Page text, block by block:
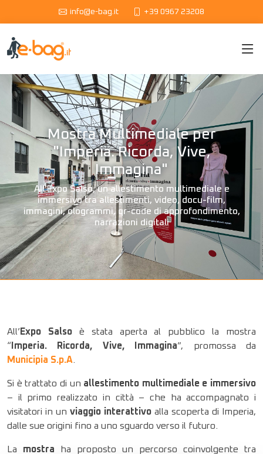
info@e-bag.it +39 0967 23208
Mostra Multimediale per
"Imperia. Ricorda, Vive,
Immagina"
All'Expo Salso, un allestimento multimediale e
immersivo tra allestimenti, video, docu-film,
immagini, ologrammi, qr-code di approfondimento,
narrazioni digitali
All’ Expo Salsoè stata aperta al pubblico la mostra
“ Imperia. Ricorda, Vive, Immagina”, promossa da
Municipia S.p.A
Si è trattato di un allestimento multimediale e immersivo
– il primo realizzato in città – che ha accompagnato i
visitatori in un viaggio interattivo alla scoperta di Imperia,
dalle sue origini fino a uno sguardo verso il futuro.
La mostra
ha proposto un percorso coinvolgente tra